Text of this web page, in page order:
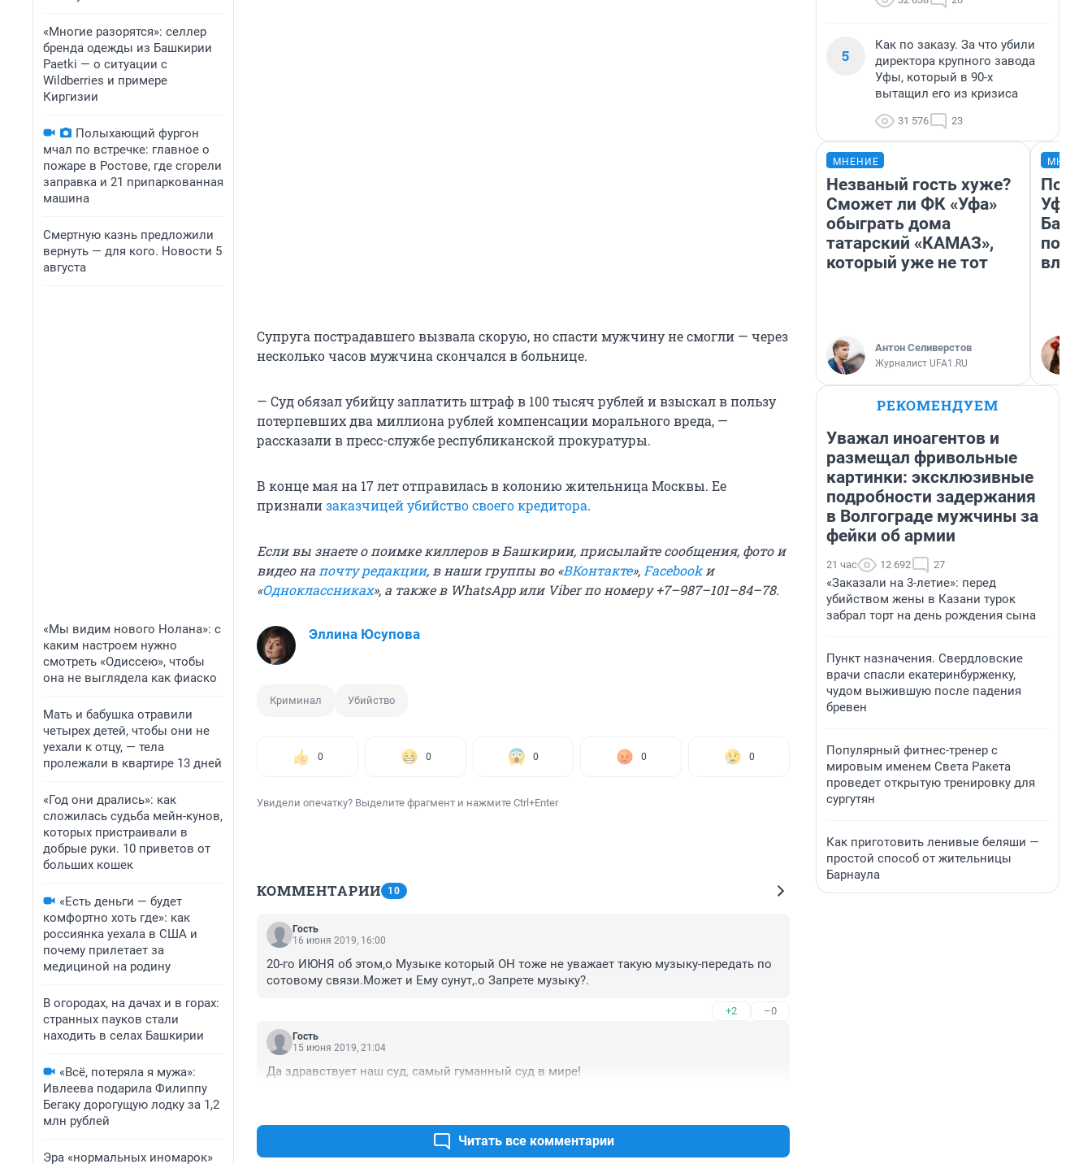
«Многие разорятся»: селлер
бренда одежды из Башкирии
Paetki — о ситуации с
Wildberries и примере
Киргизии
Полыхающий фургон
мчал по встречке: главное о
пожаре в Ростове, где сгорели
заправка и 21 припаркованная
машина
Смертную казнь предложили
вернуть — для кого. Новости 5
августа
«Мы видим нового Нолана»: с
каким настроем нужно
смотреть «Одиссею», чтобы
она не выглядела как фиаско
Мать и бабушка отравили
четырех детей, чтобы они не
уехали к отцу, — тела
пролежали в квартире 13 дней
«Год они дрались»: как
сложилась судьба мейн-кунов,
которых пристраивали в
добрые руки. 10 приветов от
больших кошек
«Есть деньги — будет
комфортно хоть где»: как
россиянка уехала в США и
почему прилетает за
медициной на родину
В огородах, на дачах и в горах:
странных пауков стали
находить в селах Башкирии
«Всё, потеряла я мужа»:
Ивлеева подарила Филиппу
Бегаку дорогущую лодку за 1,2
млн рублей
Эра «нормальных иномарок»
Супруга пострадавшего вызвала скорую, но спасти мужчину не смогли — через
несколько часов мужчина скончался в больнице.
— Суд обязал убийцу заплатить штраф в 100 тысяч рублей и взыскал в пользу
потерпевших два миллиона рублей компенсации морального вреда, —
рассказали в пресс-службе республиканской прокуратуры.
В конце мая на 17 лет отправилась в колонию жительница Москвы. Ее
признализаказчицей убийство своего кредитора.
Если вы знаете о поимке киллеров в Башкирии, присылайте сообщения, фото и
видео на почту редакции, в наши группы во «ВКонтакте», Facebookи
«Одноклассниках», а также в WhatsApp или Viber по номеру +7–987–101–84–78.
Эллина Юсупова
Криминал Убийство
0 0 0 0 0
Увидели опечатку? Выделите фрагмент и нажмите Ctrl+Enter
КОММЕНТАРИИ 10
Гость
16 июня 2019, 16:00
20-го ИЮНЯ об этом,о Музыке который ОН тоже не уважает такую музыку-передать по
сотовому связи.Может и Ему сунут,.о Запрете музыку?.
+2 –0
Гость
15 июня 2019, 21:04
Да здравствует наш суд, самый гуманный суд в мире!
Читать все комментарии
5
Как по заказу. За что убили
директора крупного завода
Уфы, который в 90-х
вытащил его из кризиса
31 576 23
МНЕНИЕ
Незваный гость хуже?
Сможет ли ФК «Уфа»
обыграть дома
татарский «КАМАЗ»,
который уже не тот
Антон Селиверстов
Журналист UFA1.RU
Уфы:
РЕКОМЕНДУЕМ
Уважал иноагентов и
размещал фривольные
картинки: эксклюзивные
подробности задержания
в Волгограде мужчины за
фейки об армии
21 час 12 692 27
«Заказали на 3-летие»: перед
убийством жены в Казани турок
забрал торт на день рождения сына
Пункт назначения. Свердловские
врачи спасли екатеринбурженку,
чудом выжившую после падения
бревен
Популярный фитнес-тренер с
мировым именем Света Ракета
проведет открытую тренировку для
сургутян
Как приготовить ленивые беляши —
простой способ от жительницы
Барнаула